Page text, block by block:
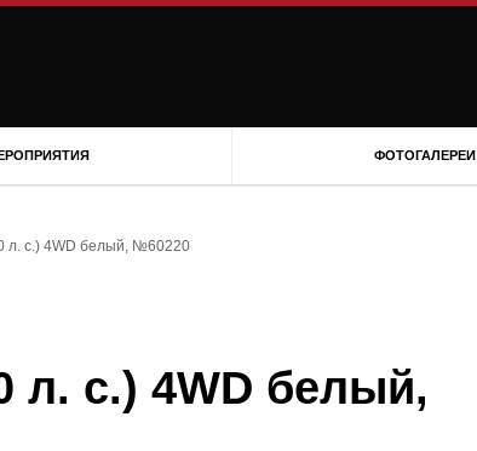
ФОТОГАЛЕРЕИ
л. с.) 4WD белый, №60220
л. с.) 4WD белый,